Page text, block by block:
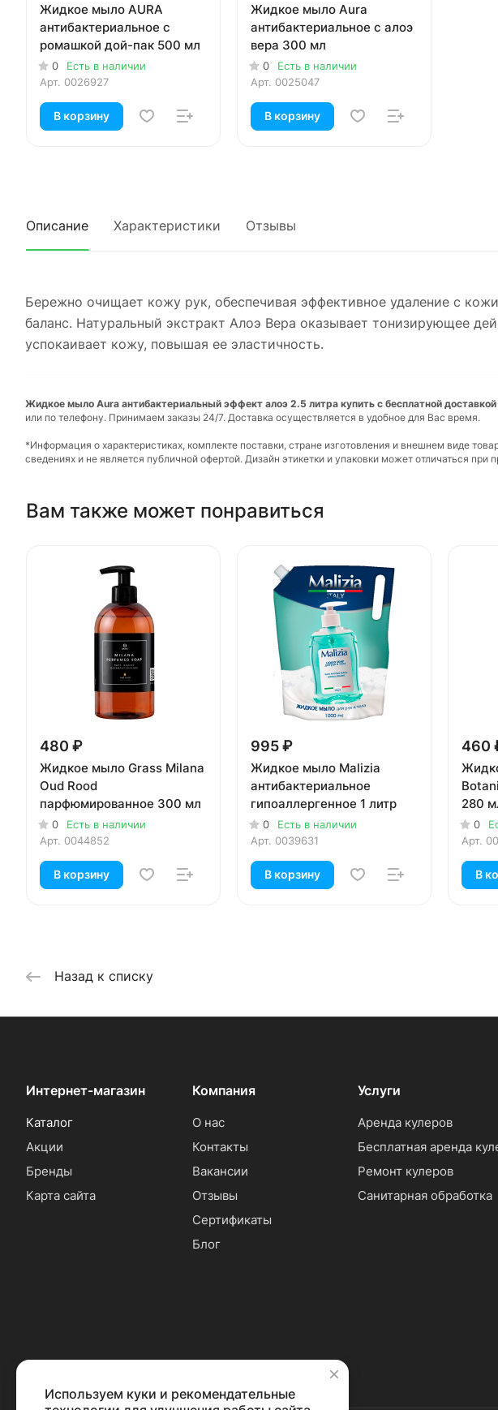
Жидкое мыло AURA
антибактериальное с
ромашкой дой-пак 500 мл
0
Есть в наличии
Арт. 0026927
В корзину
Жидкое мыло Aura
антибактериальное с алоэ
вера 300 мл
0
Есть в наличии
Арт. 0025047
В корзину
Описание Характеристики Отзывы
Бережно очищает кожу рук, обеспечивая эффективное удаление с
баланс. Натуральный экстракт Алоэ Вера оказывает тонизирующее
успокаивает кожу, повышая ее эластичность.
Жидкое мыло Aura антибактериальный эффект алоэ 2.5 литра купить с бесплатной
или по телефону. Принимаем заказы 24/7. Доставка осуществляется в удобное для Вас время.
*Информация о характеристиках, комплекте поставки, стране изготовления и внешнем виде
сведениях и не является публичной офертой. Дизайн этикетки и упаковки может отличаться
Вам также может понравиться
480 ₽
Жидкое мыло Grass Milana
Oud Rood
парфюмированное 300 мл
0
Есть в наличии
Арт. 0044852
В корзину
995 ₽
Жидкое мыло Malizia
антибактериальное
гипоаллергенное 1 литр
0
Есть в наличии
Арт. 0039631
В корзину
460
280
0
Арт.
В
Назад к списку
Интернет-магазин
Каталог
Акции
Бренды
Карта сайта
Компания
О нас
Контакты
Вакансии
Отзывы
Сертификаты
Блог
Услуги
Аренда кулеров
Бесплатная аренда
Ремонт кулеров
Санитарная обработка
✕
Используем куки и рекомендательные